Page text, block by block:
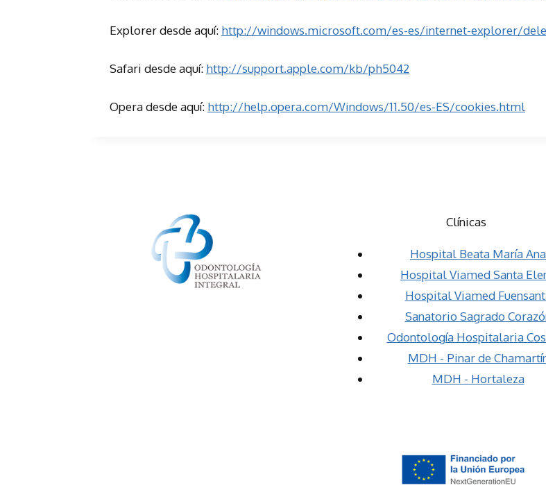
Explorer desde aquí: http://windows.microsoft.com/es-es/internet-explorer/
Safari desde aquí: http://support.apple.com/kb/ph5042
Opera desde aquí: http://help.opera.com/Windows/11.50/es-ES/cookies.html
Clínicas
Hospital Beata María Ana
Hospital Viamed Santa
Hospital Viamed
Sanatorio Sagrado
Odontología Hospitalaria
MDH - Pinar de
MDH - Hortaleza